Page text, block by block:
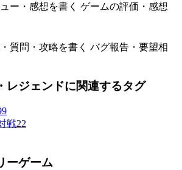
ー・感想を書く ゲームの評価・感想
質問・攻略を書く バグ報告・要望相
レジェンドに関連するタグ
戦22
ーゲーム